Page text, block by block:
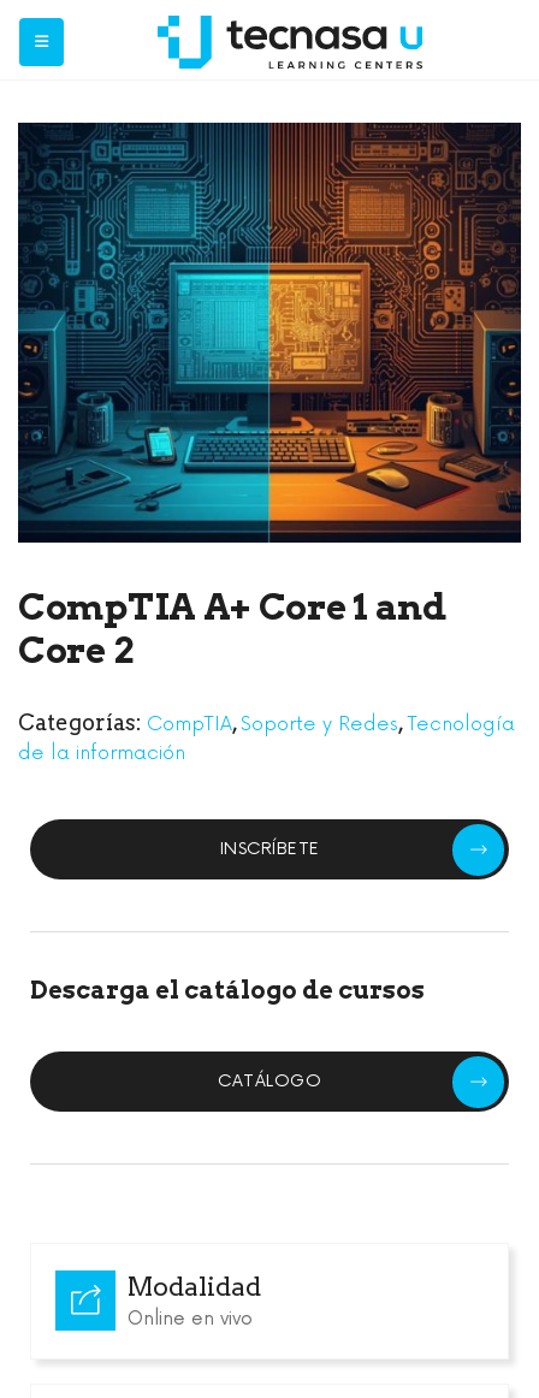
CompTIA A+ Core 1 and
Core 2
Categorías: CompTIA,Soporte y Redes,Tecnología
de la información
INSCRÍBETE
Descarga el catálogo de cursos
CATÁLOGO
Modalidad
Online en vivo